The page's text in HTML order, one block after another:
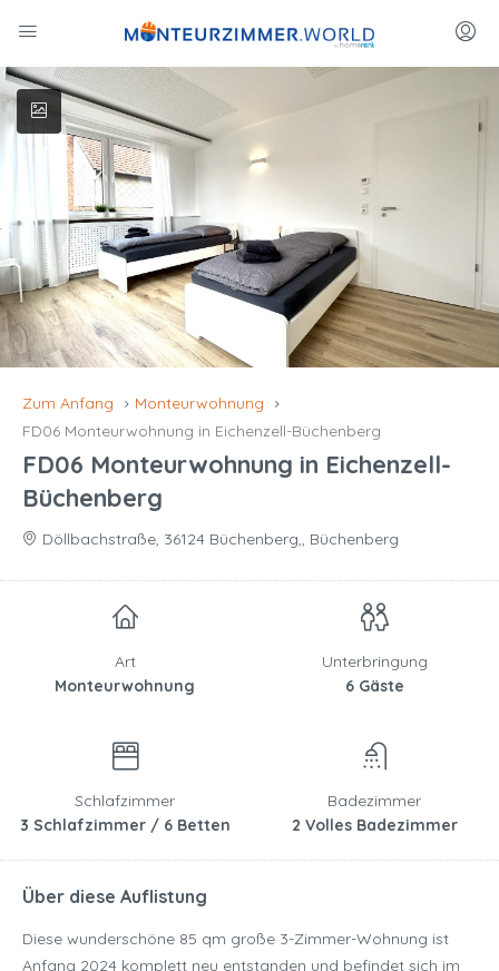
Zum Anfang
Monteurwohnung
FD06 Monteurwohnung in Eichenzell-Büchenberg
FD06 Monteurwohnung in Eichenzell-
Büchenberg
Döllbachstraße, 36124 Büchenberg,, Büchenberg
Art
Monteurwohnung
Unterbringung
6 Gäste
Schlafzimmer
3 Schlafzimmer / 6 Betten
Badezimmer
2 Volles Badezimmer
Über diese Auflistung
Diese wunderschöne 85 qm große 3-Zimmer-Wohnung ist
Anfang 2024 komplett neu entstanden und befindet sich im